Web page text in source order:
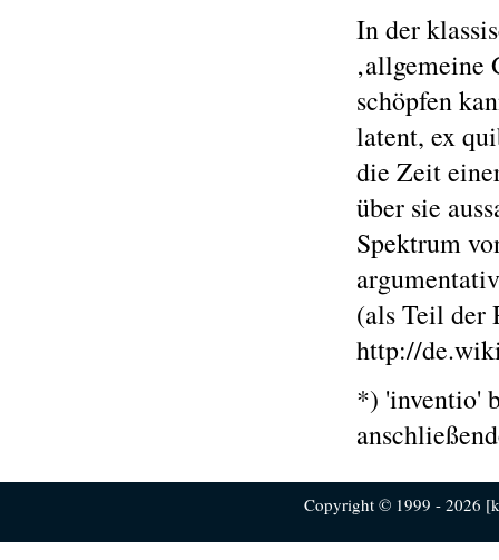
In der
‚allgemeine
schöpfen
latent, ex
die Zeit
über sie
Spektrum
(als Teil der
http://
*) 'inventio'
Copyright © 1999 - 2026